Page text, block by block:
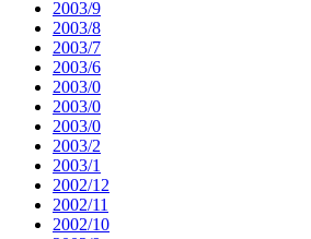
2003/9
2003/8
2003/7
2003/6
2003/0
2003/0
2003/0
2003/2
2003/1
2002/12
2002/11
2002/10